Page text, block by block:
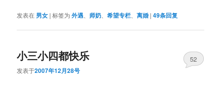
发表在 男女 |标签为 外遇 师奶 、希望专栏 、离婚 |49条回复
小三小四都快乐
发表于2007年12月28号
52